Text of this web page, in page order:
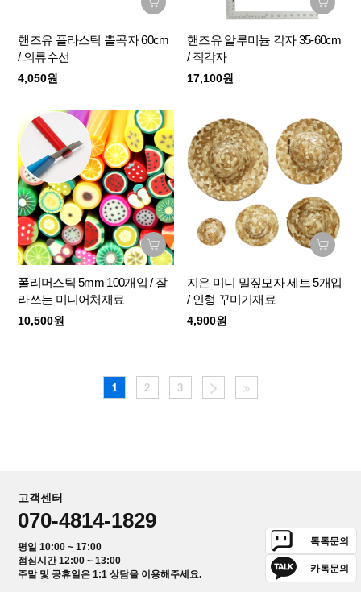
핸즈유 플라스틱 뿔곡자 60cm
/ 의류수선
4,050원
핸즈유 알루미늄 각자 35-60cm
/ 직각자
17,100원
폴리머스틱 5mm 100개입 / 잘
라쓰는 미니어처재료
10,500원
지은 미니 밀짚모자 세트 5개입
/ 인형 꾸미기재료
4,900원
1 2 3
고객센터
070-4814-1829
평일 10:00 ~ 17:00
점심시간 12:00 ~ 13:00
주말 및 공휴일은 1:1 상담을 이용해주세요.
톡톡문의
카톡문의